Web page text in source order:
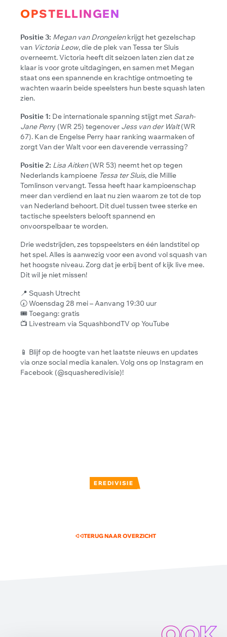
OPSTELLINGEN
Positie 3: Megan van Drongelenkrijgt het gezelschap
van Victoria Leow, die de plek van Tessa ter Sluis
overneemt. Victoria heeft dit seizoen laten zien dat ze
klaar is voor grote uitdagingen, en samen met Megan
staat ons een spannende en krachtige ontmoeting te
wachten waarin beide speelsters hun beste squash laten
zien.
Positie 1: De internationale spanning stijgt met Sarah-
Jane Perry (WR 25) tegenover Jess van der Walt(WR
67). Kan de Engelse Perry haar ranking waarmaken of
zorgt Van der Walt voor een daverende verrassing?
Positie 2: Lisa Aitken(WR 53) neemt het op tegen
Nederlands kampioene Tessa ter Sluis, die Millie
Tomlinson vervangt. Tessa heeft haar kampioenschap
meer dan verdiend en laat nu zien waarom ze tot de top
van Nederland behoort. Dit duel tussen twee sterke en
tactische speelsters belooft spannend en
onvoorspelbaar te worden.
Drie wedstrijden, zes topspeelsters en één landstitel op
het spel. Alles is aanwezig voor een avond vol squash van
het hoogste niveau. Zorg dat je erbij bent of kijk live mee.
Dit wil je niet missen!
📍 Squash Utrecht
🕢 Woensdag 28 mei – Aanvang 19:30 uur
🎟️ Toegang: gratis
📺 Livestream via SquashbondTV op YouTube
📱 Blijf op de hoogte van het laatste nieuws en updates
via onze social media kanalen. Volg ons op Instagram en
Facebook (@squasheredivisie)!
EREDIVISIE
TERUG NAAR OVERZICHT